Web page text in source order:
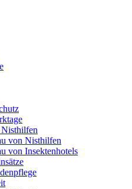
von Nisthilfen
von Insektenhotels